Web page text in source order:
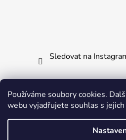
Používáme soubory cookies.
webu vyjadřujete souhlas s
Sledovat na
Jak vrátit či reklamovat zboží
Ochrana